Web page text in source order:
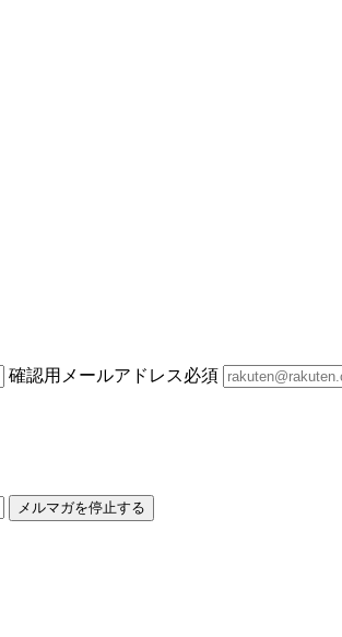
確認用メールアドレス必須
メルマガを停止する